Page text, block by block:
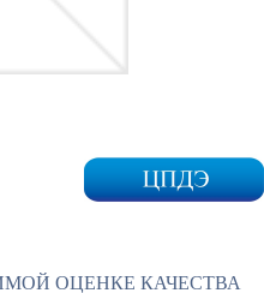
ОЦЕНКЕ КАЧЕСТВА